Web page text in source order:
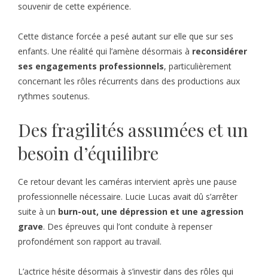
souvenir de cette expérience.
Cette distance forcée a pesé autant sur elle que sur ses
enfants. Une réalité qui l’amène désormais à reconsidérer
ses engagements professionnels, particulièrement
concernant les rôles récurrents dans des productions aux
rythmes soutenus.
Des fragilités assumées et un
besoin d’équilibre
Ce retour devant les caméras intervient après une pause
professionnelle nécessaire. Lucie Lucas avait dû s’arrêter
suite à un burn-out, une dépression et une agression
grave. Des épreuves qui l’ont conduite à repenser
profondément son rapport au travail.
L’actrice hésite désormais à s’investir dans des rôles qui